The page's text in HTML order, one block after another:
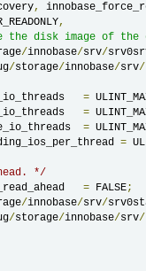
,
,
disk image of the
/innobase/srv/
/storage/innobase/srv/
=
=
=
=
*/
= FALSE;
/innobase/srv/
/storage/innobase/srv/